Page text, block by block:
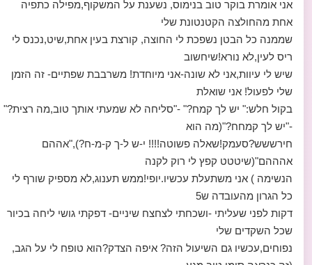
אני אומרת בוקר טוב בנימוס, נשענת על המשקוף,מפילה כתפיה
אחת מהחולצה הקטנטונת שלי
שממנה כל הבטן נשפכת לי החוצה, קורצת בעין אחת,שיט,נכנס לי
ריס לעין,לא נורא!שיחשוב
שיש לי עיוות,אני לא שונה-אני מיוחדת! משרבבת שפתיים- זה הזמן
שלי לפעול! אני שואלת
בקול חלש:" יש לך קמח?" -"סליחה לא שמעתי אותך טוב,מה רצית?"
-"יש לך קמחח?"(מה הוא
חירששש?סעמק!שאלה פשוטה!!!! י-ש ל-ך ק-מ-ח?),"אההם
אהההם"(שיטטט קפץ לי רוק לקנה
הנשימה ) אני משתעלת עכשיו.יופי!ממש תענוג,לא מספיק שורף לי
כל הגרון מהעובדה ש5
דקות לפני שעליתי -ושכחתי לצחצח שיניים- דפקתי גושי ליחה בכיור
שכל השקדים שלי
נפוחים,עכשיו גם השיעול הזה? איפה הצדק?הוא טופח לי על הגב,